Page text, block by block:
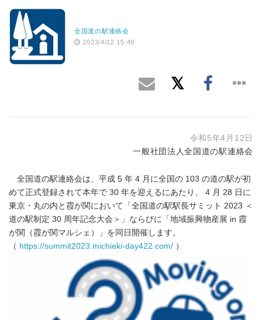
全国道の駅連絡会
2023/4/12 15:49
令和5年4月12日
一般社団法人全国道の駅連絡会
全国道の駅連絡会は、平成 5 年 4 月に全国の 103 の道の駅が初
めて正式登録されて本年で 30 年を迎えるにあたり、 4 月 28 日に
東京・丸の内と霞が関において「全国道の駅駅長サミット 2023 ＜
道の駅制定 30 周年記念大会＞」ならびに「地域振興物産展 in 霞
が関（霞が関マルシェ）」を同日開催します。
（ https://summit2023.michieki-day422.com/ ）